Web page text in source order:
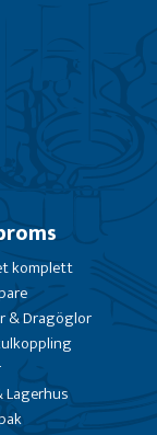
komplett
& Dragöglor